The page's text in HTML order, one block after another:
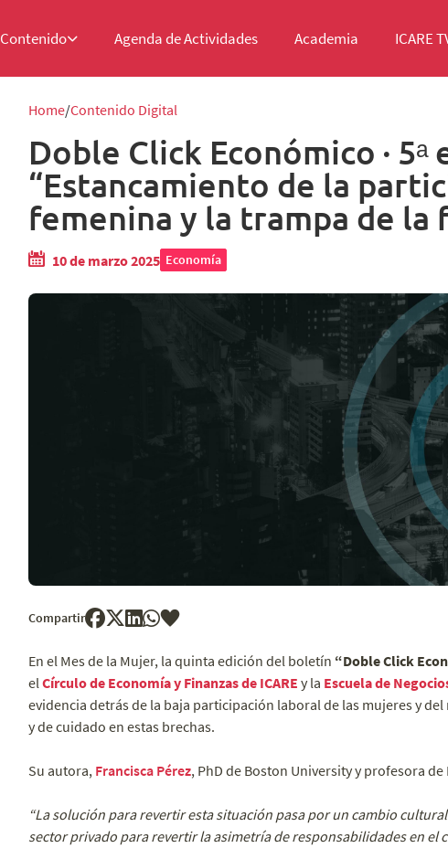
Contenido Agenda de Actividades Academia ICARE
Home Contenido Digital
Doble Click Económico · 5ᵃ
“Estancamiento de la
femenina y la trampa de la
10 de marzo 2025 Economía
Compartir
En el Mes de la Mujer, la quinta edición del boletín “Doble Click
elCírculo de Economía y Finanzas de ICARE y la Escuela de
evidencia detrás de la baja participación laboral de las mujeres y
y de cuidado en estas brechas.
Su autora, Francisca Pérez, PhD de Boston University y profesora
“La solución para revertir esta situación pasa por un cambio
sector privado para revertir la asimetría de responsabilidades en el